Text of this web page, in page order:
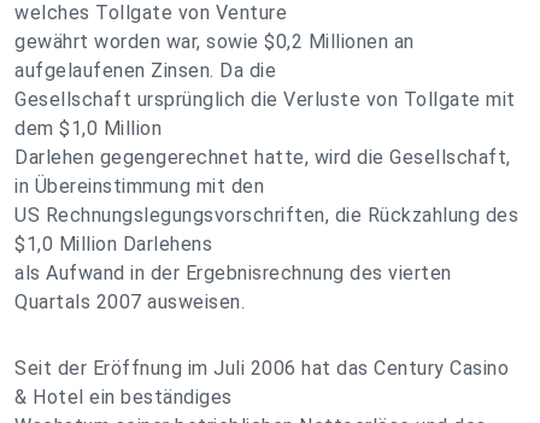
welches Tollgate von Venture
gewährt worden war, sowie $0,2 Millionen an
aufgelaufenen Zinsen. Da die
Gesellschaft ursprünglich die Verluste von Tollgate mit
dem $1,0 Million
Darlehen gegengerechnet hatte, wird die Gesellschaft,
in Übereinstimmung mit den
US Rechnungslegungsvorschriften, die Rückzahlung des
$1,0 Million Darlehens
als Aufwand in der Ergebnisrechnung des vierten
Quartals 2007 ausweisen.
Seit der Eröffnung im Juli 2006 hat das Century Casino
& Hotel ein beständiges